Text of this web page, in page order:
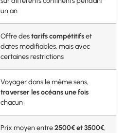
un an
Offre destarifs compétitifset
dates modifiables, mais avec
certaines restrictions
Voyager dans le même sens,
traverser les océans une fois
chacun
Prix moyen entre2500€ et 3500€,